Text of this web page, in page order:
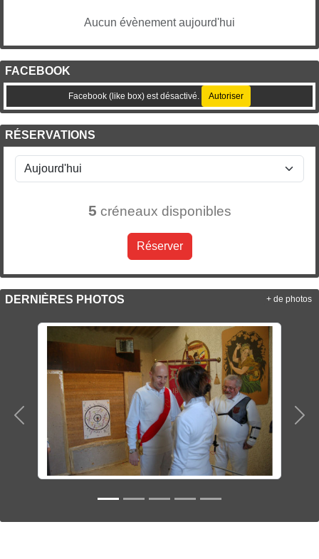
Aucun évènement aujourd'hui
FACEBOOK
Facebook (like box) est désactivé. Autoriser
RÉSERVATIONS
5 créneaux disponibles
Réserver
DERNIÈRES PHOTOS
Précedent
+ de photos